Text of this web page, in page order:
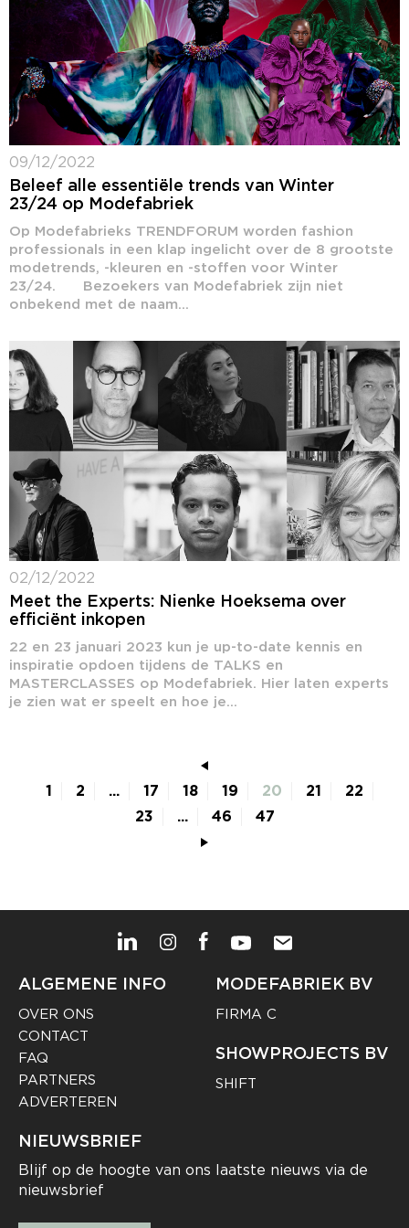
09/12/2022
Beleef alle essentiële trends van Winter
23/24 op Modefabriek
Op Modefabrieks TRENDFORUM worden fashion
professionals in een klap ingelicht over de 8 grootste
modetrends, -kleuren en -stoffen voor Winter
23/24. Bezoekers van Modefabriek zijn niet
onbekend met de naam...
02/12/2022
Meet the Experts: Nienke Hoeksema over
efficiënt inkopen
22 en 23 januari 2023 kun je up-to-date kennis en
inspiratie opdoen tijdens de TALKS en
MASTERCLASSES op Modefabriek. Hier laten experts
je zien wat er speelt en hoe je...
1 2 ... 17 18 19 20 21
22
23
... 46 47
ALGEMENE INFO
OVER ONS
CONTACT
FAQ
PARTNERS
ADVERTEREN
MODEFABRIEK BV
FIRMA C
SHOWPROJECTS BV
SHIFT
NIEUWSBRIEF
Blijf op de hoogte van ons laatste nieuws via de
nieuwsbrief